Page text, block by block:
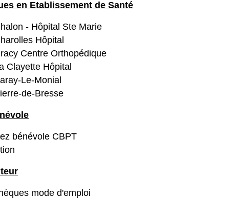
en Etablissement de Santé
- Hôpital Ste Marie
Hôpital
Centre Orthopédique
Clayette Hôpital
Le-Monial
de-Bresse
bénévole CBPT
mode d'emploi